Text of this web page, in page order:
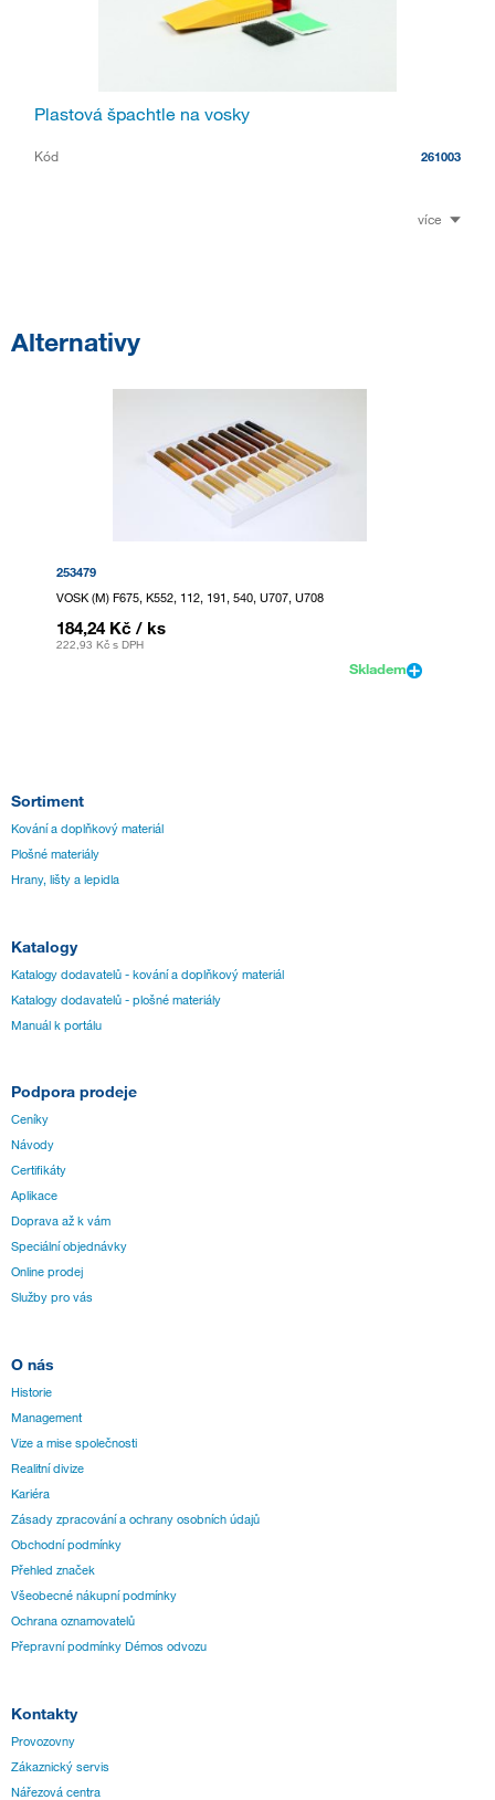
Plastová špachtle na vosky
Kód 261003
více
Alternativy
253479
VOSK (M) F675, K552, 112, 191, 540, U707, U708
184,24 Kč / ks
222,93 Kč s DPH
Skladem
Sortiment
Kování a doplňkový materiál
Plošné materiály
Hrany, lišty a lepidla
Katalogy
Katalogy dodavatelů - kování a doplňkový materiál
Katalogy dodavatelů - plošné materiály
Manuál k portálu
Podpora prodeje
Ceníky
Návody
Certifikáty
Aplikace
Doprava až k vám
Speciální objednávky
Online prodej
Služby pro vás
O nás
Historie
Management
Vize a mise společnosti
Realitní divize
Kariéra
Zásady zpracování a ochrany osobních údajů
Obchodní podmínky
Přehled značek
Všeobecné nákupní podmínky
Ochrana oznamovatelů
Přepravní podmínky Démos odvozu
Kontakty
Provozovny
Zákaznický servis
Nářezová centra